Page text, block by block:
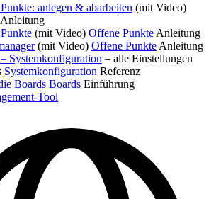
anlegen & abarbeiten (mit Video)
Anleitung
(mit Video) Offene Punkte Anleitung
(mit Video) Offene Punkte Anleitung
Systemkonfiguration – alle Einstellungen
Systemkonfiguration Referenz
Boards Boards Einführung
Tool